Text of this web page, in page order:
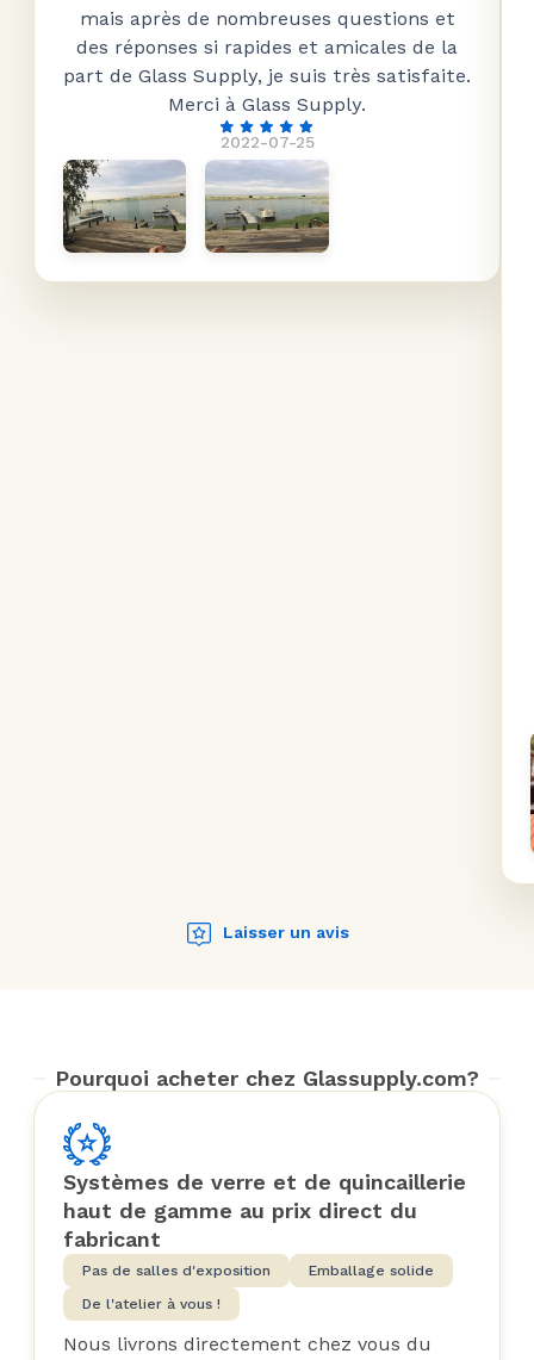
2022-07-25
mais après de nombreuses questions et
des réponses si rapides et amicales de la
part de Glass Supply, je suis très satisfaite.
Merci à Glass Supply.
Laisser un avis
Pourquoi acheter chez Glassupply.com?
Systèmes de verre et de quincaillerie
haut de gamme au prix direct du
fabricant
Pas de salles d'exposition
Emballage solide
De l'atelier à vous !
Nous livrons directement chez vous du